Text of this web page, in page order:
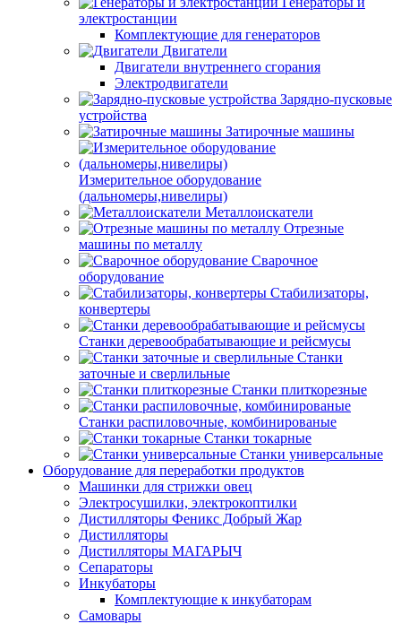
электростанции
Комплектующие для генераторов
Двигатели
Двигатели внутреннего сгорания
Электродвигатели
Зарядно-пусковые
устройства
Затирочные машины
Измерительное оборудование
(дальномеры,нивелиры)
Металлоискатели
Отрезные
машины по металлу
Сварочное
оборудование
Стабилизаторы,
конвертеры
Станки деревообрабатывающие и рейсмусы
Станки
заточные и сверлильные
Станки плиткорезные
Станки распиловочные, комбинированые
Станки токарные
Станки универсальные
Оборудование для переработки продуктов
Машинки для стрижки овец
Электросушилки, электрокоптилки
Дистилляторы Феникс Добрый Жар
Дистилляторы
Дистилляторы МАГАРЫЧ
Сепараторы
Инкубаторы
Комплектующие к инкубаторам
Самовары